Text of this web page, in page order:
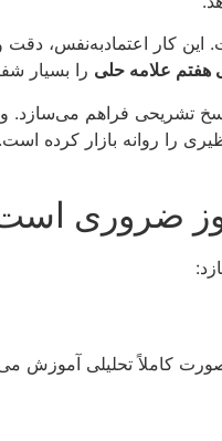
این کار اعتمادبه‌نفس،
هفتم علامه حلی را بسیار
تشریحی فراهم می‌سازد.
را روانه بازار کرده است.
ضروری
کاملاً تحلیلی آموزش